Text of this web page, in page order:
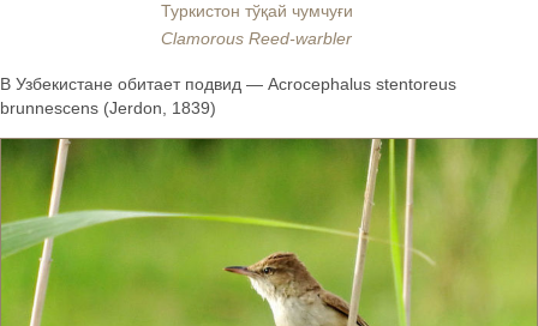
Туркистон тўқай чумчуғи
Clamorous Reed-warbler
В Узбекистане обитает подвид — Acrocephalus stentoreus
brunnescens (Jerdon, 1839)